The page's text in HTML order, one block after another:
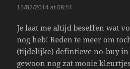
15/02/2014 at 08:51
Je laat me altijd beseffen wat
nog heb! Reden te meer om
(tijdelijke) defintieve no-buy in
gewoon nog zat mooie